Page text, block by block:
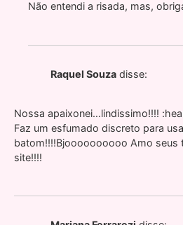
Não entendi a risada, mas,
Raquel Souza disse:
Nossa apaixonei…lindissimo!!!!
Faz um esfumado discreto para
batom!!!!Bjoooooooooo Amo seus
site!!!!